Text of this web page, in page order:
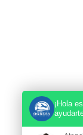
¡Hola